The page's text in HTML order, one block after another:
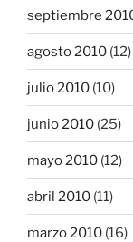
septiembre
agosto 2010 (12)
julio 2010 (10)
junio 2010 (25)
mayo 2010 (12)
abril 2010 (11)
marzo 2010 (16)